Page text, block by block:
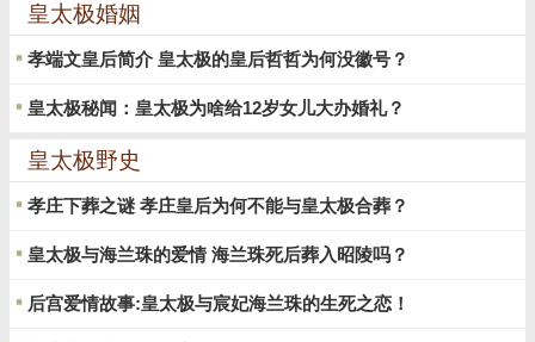
皇太极婚姻
孝端文皇后简介 皇太极的皇后哲哲为何没徽号？
皇太极秘闻：皇太极为啥给12岁女儿大办婚礼？
皇太极野史
孝庄下葬之谜 孝庄皇后为何不能与皇太极合葬？
皇太极与海兰珠的爱情 海兰珠死后葬入昭陵吗？
后宫爱情故事:皇太极与宸妃海兰珠的生死之恋！